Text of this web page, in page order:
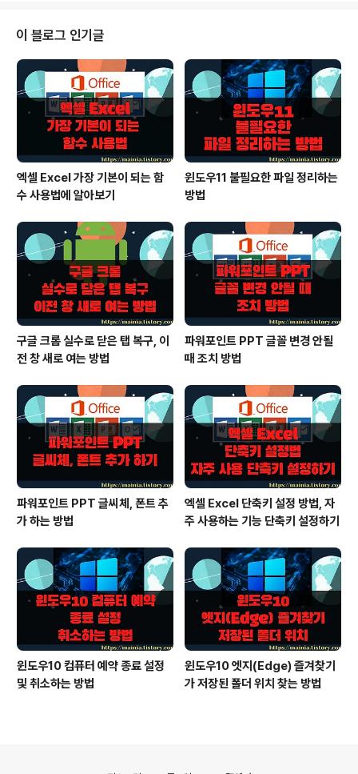
는 쓰레기라 그런 기능이 없습니다. 그래서 예전에 FinePr
int 같은 유틸을 사용했었는데, 이제는 파워포인트에서 유
인물 기능을 이용하면 자신이 원하는 만큼의 모아서 찍기
가 가능합니다. 모아 찍기를 위해 [파일] > [인쇄] 페이지로
이동합니다. ▼ 인쇄 옵션 화면으로 가시면 설정란에 인쇄
모양을 결정하는 옵션이..
이 블로그 인기글
엑셀 Excel 가장 기본이 되는 함
수 사용법에 알아보기
윈도우11 불필요한 파일 정리하는
방법
구글 크롬 실수로 닫은 탭 복구, 이
전 창 새로 여는 방법
파워포인트 PPT 글꼴 변경 안될
때 조치 방법
파워포인트 PPT 글씨체, 폰트 추
가 하는 방법
엑셀 Excel 단축키 설정 방법, 자
주 사용하는 기능 단축키 설정하기
윈도우10 컴퓨터 예약 종료 설정
및 취소하는 방법
윈도우10 엣지(Edge) 즐겨찾기
가 저장된 폴더 위치 찾는 방법